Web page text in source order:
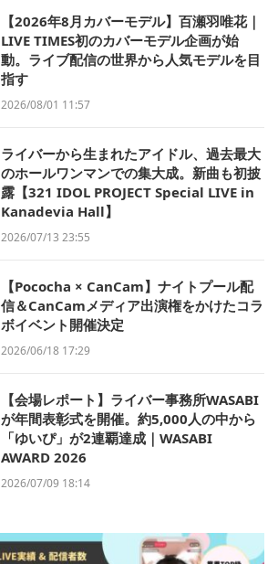
【2026年8月カバーモデル】百瀬羽唯花｜
LIVE TIMES初のカバーモデル企画が始
動。ライブ配信の世界から人気モデルを目
指す
2026/08/01 11:57
ライバーから生まれたアイドル、過去最大
のホールワンマンでの集大成。新曲も初披
露【321 IDOL PROJECT Special LIVE in
Kanadevia Hall】
2026/07/13 23:55
【Pococha × CanCam】ナイトプール配
信＆CanCamメディア出演権をかけたコラ
ボイベント開催決定
2026/06/18 17:29
【会場レポート】ライバー事務所WASABI
が年間表彰式を開催。約5,000人の中から
「ゆいぴ」が2連覇達成｜WASABI
AWARD 2026
2026/07/09 18:14